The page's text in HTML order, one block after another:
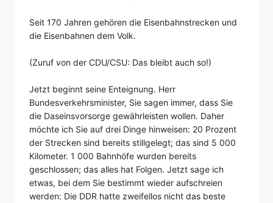
Seit 170 Jahren gehören die Eisenbahnstrecken und
die Eisenbahnen dem Volk.
(Zuruf von der CDU/CSU: Das bleibt auch so!)
Jetzt beginnt seine Enteignung. Herr
Bundesverkehrsminister, Sie sagen immer, dass Sie
die Daseinsvorsorge gewährleisten wollen. Daher
möchte ich Sie auf drei Dinge hinweisen: 20 Prozent
der Strecken sind bereits stillgelegt; das sind 5 000
Kilometer. 1 000 Bahnhöfe wurden bereits
geschlossen; das alles hat Folgen. Jetzt sage ich
etwas, bei dem Sie bestimmt wieder aufschreien
werden: Die DDR hatte zweifellos nicht das beste